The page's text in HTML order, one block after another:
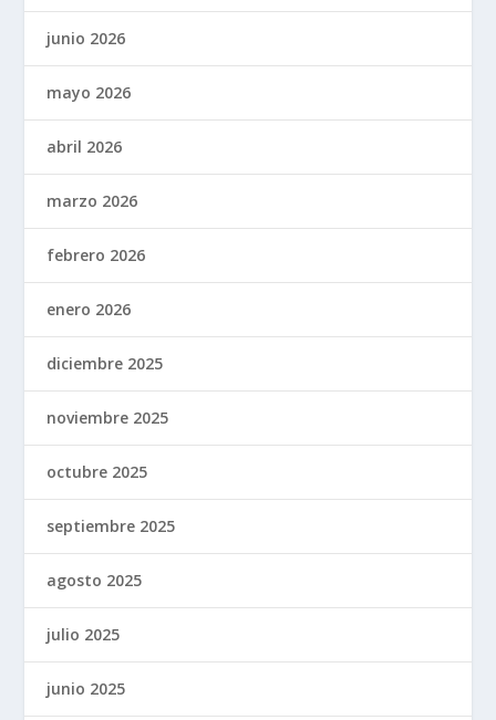
junio 2026
mayo 2026
abril 2026
marzo 2026
febrero 2026
enero 2026
diciembre 2025
noviembre 2025
octubre 2025
septiembre 2025
agosto 2025
julio 2025
junio 2025